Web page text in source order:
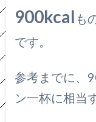
900kcal も
です。
参考までに、
ン一杯に相当